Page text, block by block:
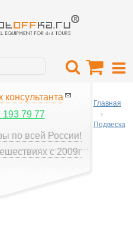
консультанта
193 79 77
по всей России!
с 2009г
Главная
Подвеска